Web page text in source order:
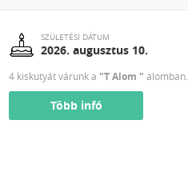
SZÜLETÉSI DÁTUM
2026. augusztus 10.
4 kiskutyát várunk a "T Alom " alomban.
Több infó